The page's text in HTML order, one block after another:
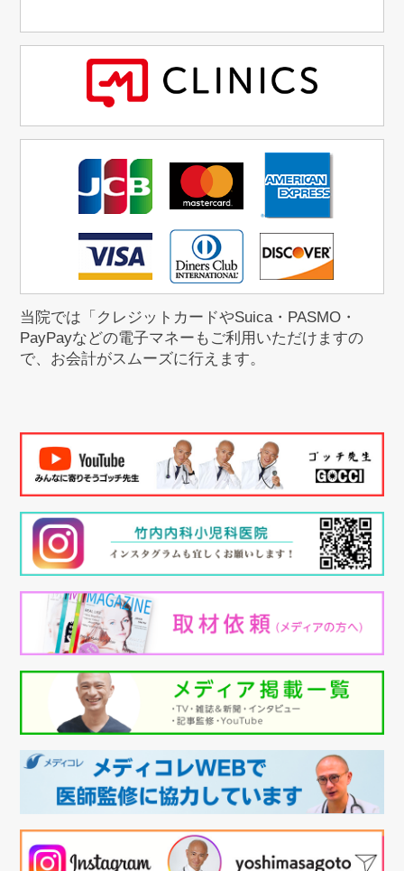
当院では「クレジットカードやSuica・PASMO・
PayPayなどの電子マネーもご利用いただけますの
で、お会計がスムーズに行えます。